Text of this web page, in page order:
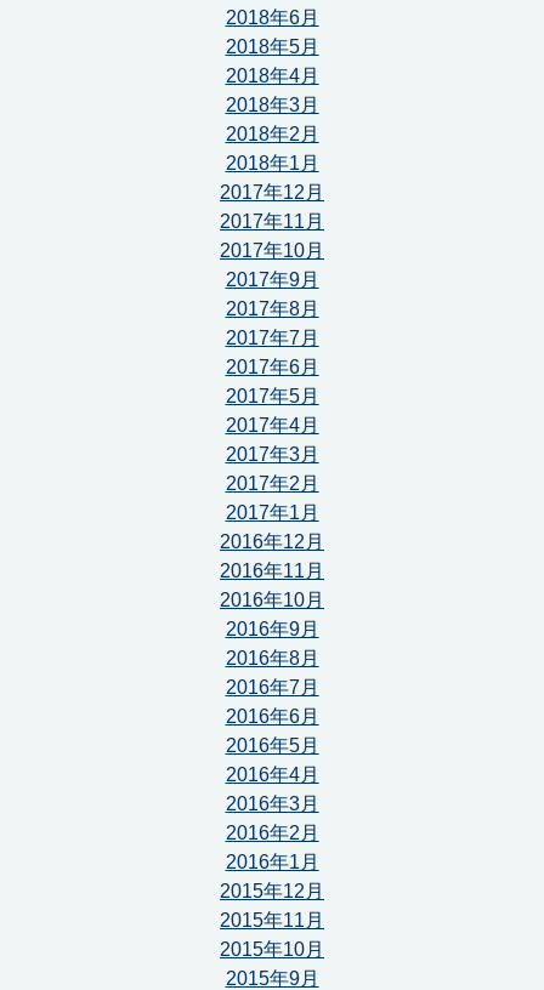
2018年6月
2018年5月
2018年4月
2018年3月
2018年2月
2018年1月
2017年12月
2017年11月
2017年10月
2017年9月
2017年8月
2017年7月
2017年6月
2017年5月
2017年4月
2017年3月
2017年2月
2017年1月
2016年12月
2016年11月
2016年10月
2016年9月
2016年8月
2016年7月
2016年6月
2016年5月
2016年4月
2016年3月
2016年2月
2016年1月
2015年12月
2015年11月
2015年10月
2015年9月